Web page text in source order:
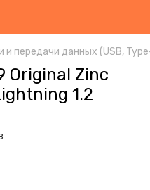
и передачи данных (USB,
Original Zinc
1.2